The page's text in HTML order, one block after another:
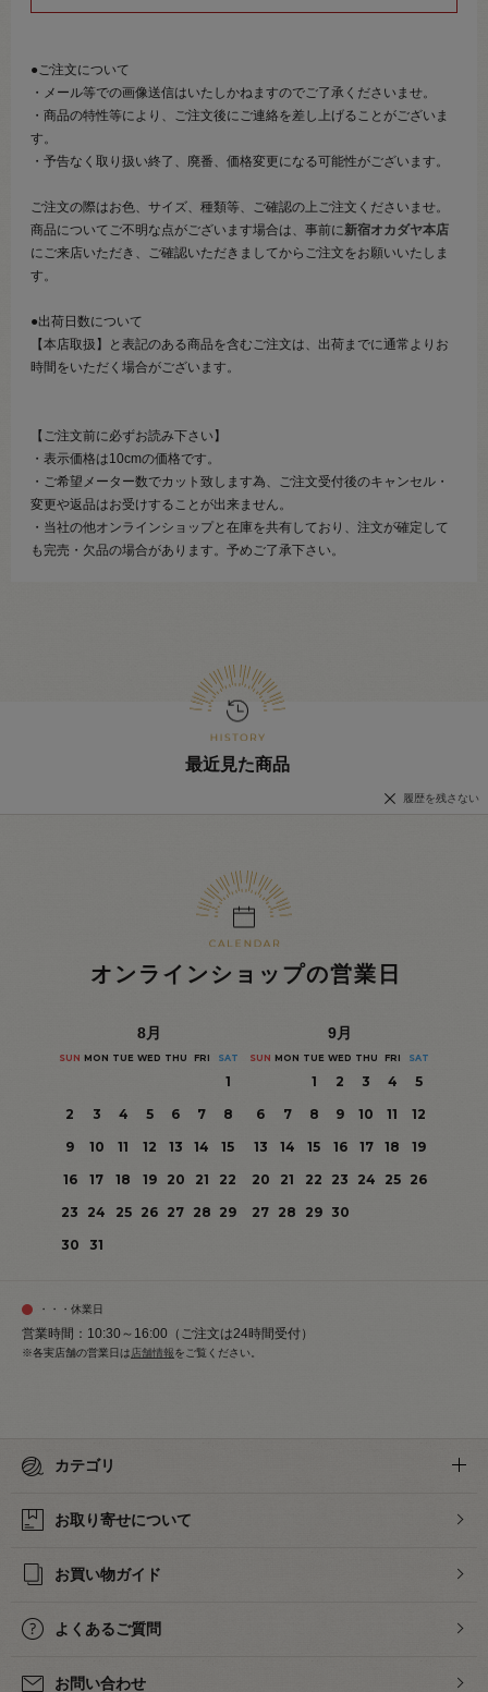
●ご注文について
・メール等での画像送信はいたしかねますのでご了承くださいませ。
・商品の特性等により、ご注文後にご連絡を差し上げることがございま
す。
・予告なく取り扱い終了、廃番、価格変更になる可能性がございます。
ご注文の際はお色、サイズ、種類等、ご確認の上ご注文くださいませ。
商品についてご不明な点がございます場合は、事前に新宿オカダヤ本店
にご来店いただき、ご確認いただきましてからご注文をお願いいたしま
す。
●出荷日数について
【本店取扱】と表記のある商品を含むご注文は、出荷までに通常よりお
時間をいただく場合がございます。
【ご注文前に必ずお読み下さい】
・表示価格は10cmの価格です。
・ご希望メーター数でカット致します為、ご注文受付後のキャンセル・
変更や返品はお受けすることが出来ません。
・当社の他オンラインショップと在庫を共有しており、注文が確定して
も完売・欠品の場合があります。予めご了承下さい。
最近見た商品
履歴を残さない
オンラインショップの営業日
8月
SUN MON TUE WED THU FRI SAT
1
2
3 4 5 6 7
8
9
10 11 12 13 14
15
16
17 18 19 20 21
22
23
24 25 26 27 28 29
30
31
9月
SUN MON TUE WED THU FRI SAT
1 2 3 4
5
6
7 8 9 10 11
12
13
14 15 16 17 18
19
20
21 22 23 24 25
26
27 28 29 30
・・・休業日
営業時間：10:30～16:00（ご注文は24時間受付）
※各実店舗の営業日は 店舗情報をご覧ください。
カテゴリ
お取り寄せについて
お買い物ガイド
よくあるご質問
お問い合わせ